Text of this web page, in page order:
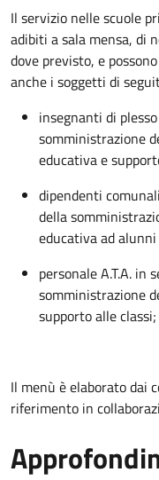
Il servizio nelle scuole
adibiti a sala mensa, di
dove previsto, e
anche i soggetti di
insegnanti di
somministrazione
educativa e
dipendenti
della
educativa ad
personale A.T.A. in
somministrazione
supporto alle classi;
Il menù è elaborato dai
riferimento in